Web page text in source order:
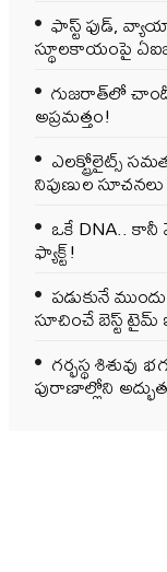
ఫాస్ట్ ఫుడ్,
స్థూలకాయంపై
గుజరాత్‌లో
అప్రమత్తం!
ఎలక్ట్రోలైట్స్
నిపుణుల
ఒకే DNA.. కానీ
ఫ్యాక్ట్!
పడుకునే
సూచించే బెస్ట్ టైమ్
గర్భస్థ శిశువు
పురాణాల్లోని